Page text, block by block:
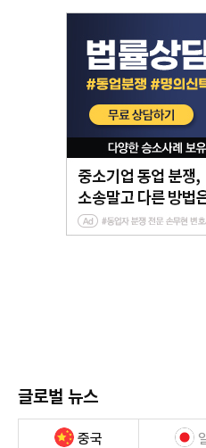
글로벌 뉴스
중국